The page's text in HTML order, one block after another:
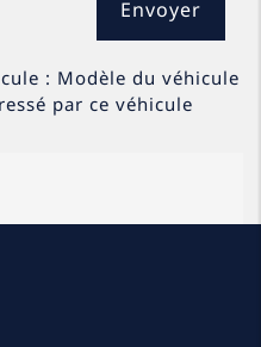
: Modèle du véhicule
par ce véhicule